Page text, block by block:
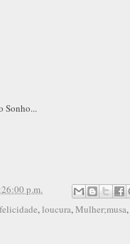
Sonho...
p.m.
felicidade,loucura,Mulher;musa,